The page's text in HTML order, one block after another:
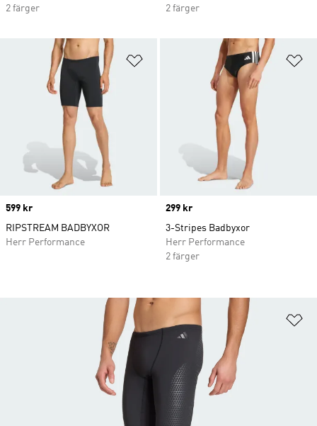
2 färger
2 färger
Lägg till på önskelistan
Price
599 kr
RIPSTREAM BADBYXOR
Herr Performance
Price
299 kr
3-Stripes Badbyxor
Herr Performance
2 färger